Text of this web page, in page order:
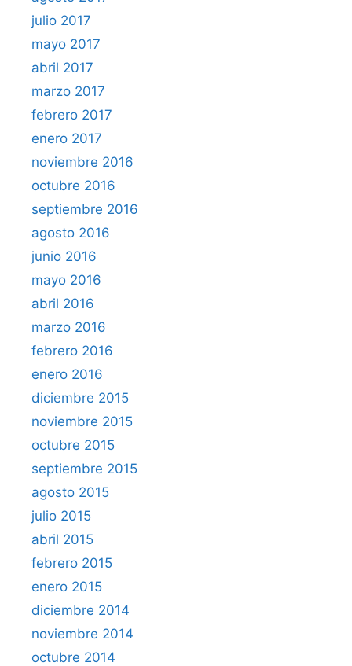
julio 2017
mayo 2017
abril 2017
marzo 2017
febrero 2017
enero 2017
noviembre 2016
octubre 2016
septiembre 2016
agosto 2016
junio 2016
mayo 2016
abril 2016
marzo 2016
febrero 2016
enero 2016
diciembre 2015
noviembre 2015
octubre 2015
septiembre 2015
agosto 2015
julio 2015
abril 2015
febrero 2015
enero 2015
diciembre 2014
noviembre 2014
octubre 2014